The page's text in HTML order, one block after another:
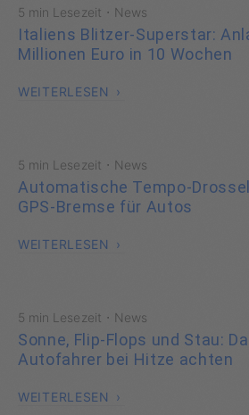
5 min Lesezeit · News
Italiens Blitzer-Superstar:
Millionen Euro in 10 Wochen
WEITERLESEN
5 min Lesezeit · News
Automatische Tempo-
GPS-Bremse für Autos
WEITERLESEN
5 min Lesezeit · News
Sonne, Flip-Flops und Stau:
Autofahrer bei Hitze achten
WEITERLESEN